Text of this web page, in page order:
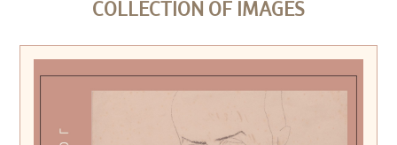
COLLECTION OF IMAGES